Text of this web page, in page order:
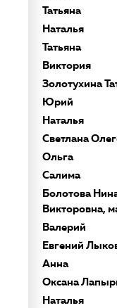
Татьяна
Наталья
Татьяна
Виктория
Золотухина
Юрий
Наталья
Светлана
Ольга
Салима
Болотова
Викторовна,
Валерий
Евгений
Анна
Оксана
Наталья